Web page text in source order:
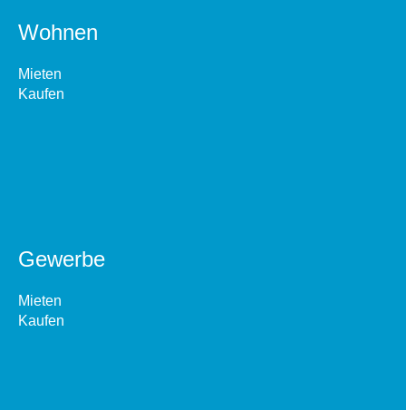
Wohnen
Mieten
Kaufen
Gewerbe
Mieten
Kaufen